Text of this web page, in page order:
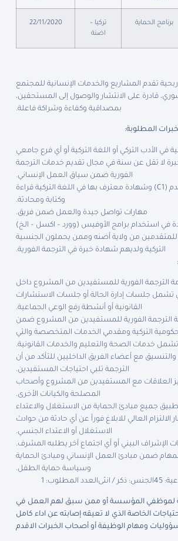
برنامج الحماية
تركيا –
اضنة
22/11/2020
تقدم المشاريع والخدمات الإنسانية للمجتمع
قادرة على الانتشار والوصول إلى المستحقين،
بمصداقية وكفاءة وشراكة فاعلة.
المطلوبة:
في الأدب التركي أو اللغة التركية أو أي فرع جامعي
لا تقل عن سنة في مجال تقديم خدمات الترجمة
الفورية ضمن سياق العمل الإنساني.
مستوى متقدم (C1) وشهادة معترف بها في اللغة التركية قراءة
وكتابة ومحادثة.
مهارات تواصل جيدة والعمل ضمن فريق.
في استخدام برامج الأوفيس (وورد – اكسل – الخ)
للمتقدمين من ولاية أضنه وممن يحملون الجنسية
التركية ولديهم شهادة خبرة في الترجمة الفورية.
الترجمة الفورية للمستفيدين من المشروع داخل
تشمل جلسات إدارة الحالة أو جلسات الاستشارات
القانونية أو أنشطة رفع الوعي الجماعية.
الترجمة الفورية للمستفيدين من المشروع ضمن
التركية ومقدمي الخدمات المتخصصة والتي
تشمل خدمات الصحة والتعليم والخدمات القانونية.
مع أعضاء الفريق الداخليين للتأكد من أن
الترجمة تلبي احتياجات المستفيدين.
العلاقات مع المستفيدين من المشروع وأصحاب
المصلحة والكيانات الأخرى.
جميع مبادئ الحماية من الاستغلال والاعتداء
العالي للابلاغ فورأ عن أي حادثة من حوادث
الاستغلال أو الاعتداء الجنسي.
البيني أو أي اجتماع آخر يطلبه المشرف.
ضمن مبادئ العمل الإنساني ومبادئ الحماية
وسياسة حماية الطفل.
45
الجنس: ذكر / انثىالعدد المطلوب: 1
لموظفي المؤسسة أو ممن سبق لهم العمل في
الخاصة الذي لا تعيقه إصابته عن اداء كامل
ومهام الوظيفة أو أصحاب الخبرات الاقدم